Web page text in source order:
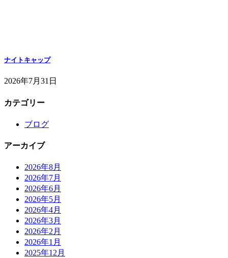
ナイトキャップ
2026年7月31日
カテゴリー
ブログ
アーカイブ
2026年8月
2026年7月
2026年6月
2026年5月
2026年4月
2026年3月
2026年2月
2026年1月
2025年12月